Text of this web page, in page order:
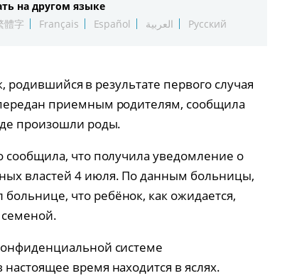
Технологии
От редакции
на другом языке
體字 Français Español العربية Русский
в результате первого случая
приемным родителям, сообщила
произошли роды.
сообщила, что получила уведомление о
властей 4 июля. По данным больницы,
что ребёнок, как ожидается,
семеной.
системе
время находится в яслях.